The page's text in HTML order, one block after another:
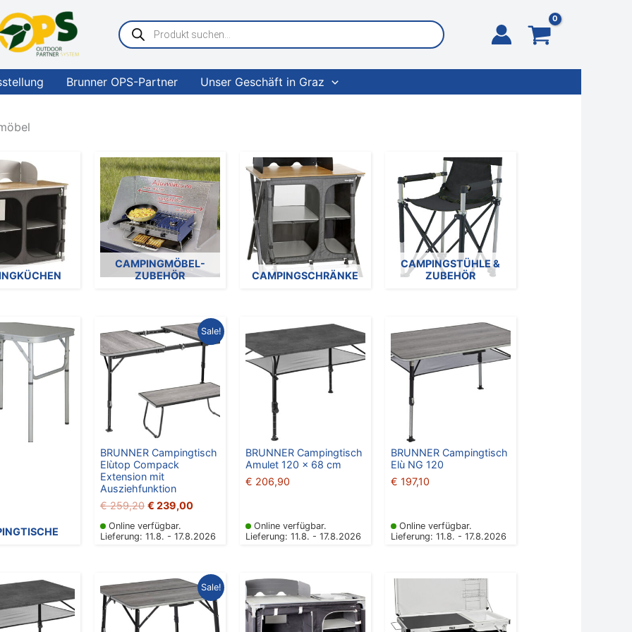
Products
search
Brunner OPS-Partner Unser Geschäft in Graz
CAMPINGMÖBEL-
ZUBEHÖR
CAMPINGSCHRÄNKE
CAMPINGSTÜHLE &
ZUBEHÖR
Sale!
BRUNNER Campingtisch
Elùtop Compack
Extension mit
Ausziehfunktion
€259,20
Ursprünglicher
Preis
war:
€ 239,00
Aktueller
Preis
ist:
€ 239,00.
Online verfügbar.
Lieferung: 11.8. - 17.8.2026
BRUNNER Campingtisch
Amulet 120 x 68 cm
€ 206,90
Online verfügbar.
Lieferung: 11.8. - 17.8.2026
BRUNNER Campingtisch
Elù NG 120
€ 197,10
Online verfügbar.
Lieferung: 11.8. - 17.8.2026
Sale!
Ursprünglicher
Preis
war:
€ 215,90
Aktueller
Preis
ist:
€ 179,00.